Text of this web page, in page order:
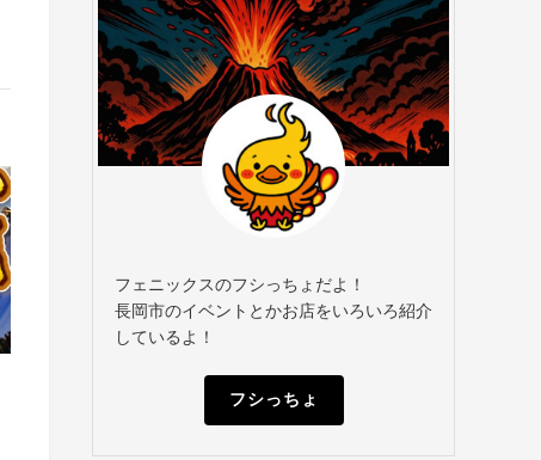
フェニックスのフシっちょだよ！
長岡市のイベントとかお店をいろいろ紹介
しているよ！
フシっちょ